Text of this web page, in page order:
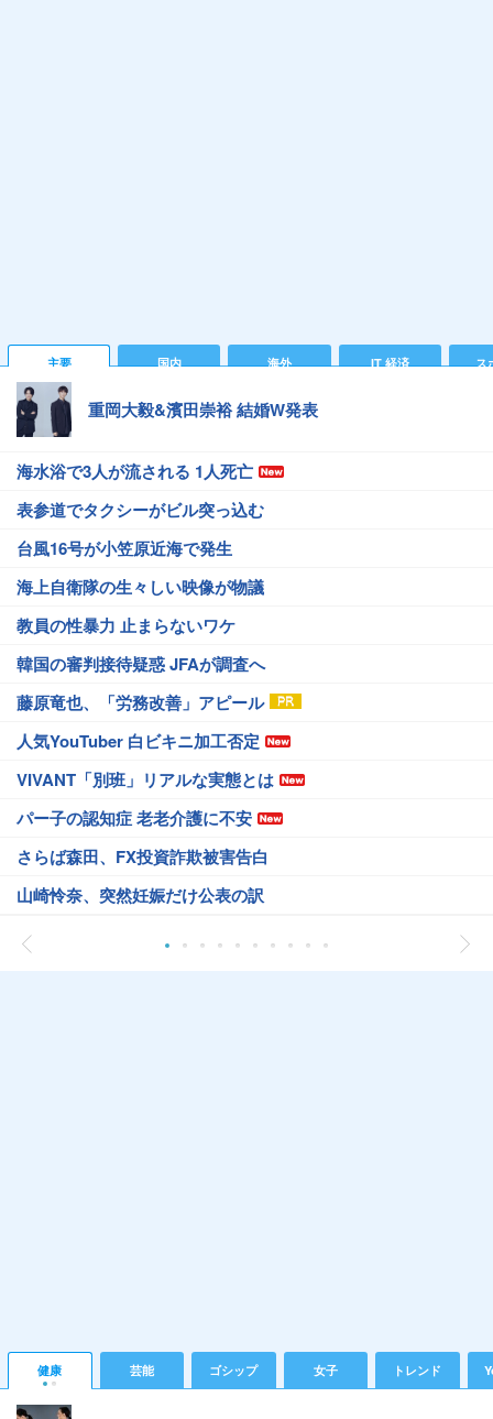
主要 国内 海外 IT 経済 ス
重岡大毅&濱田崇裕 結婚W発表
海水浴で3人が流される 1人死亡
表参道でタクシーがビル突っ込む
台風16号が小笠原近海で発生
海上自衛隊の生々しい映像が物議
教員の性暴力 止まらないワケ
韓国の審判接待疑惑 JFAが調査へ
藤原竜也、「労務改善」アピール
人気YouTuber 白ビキニ加工否定
VIVANT「別班」リアルな実態とは
パー子の認知症 老老介護に不安
さらば森田、FX投資詐欺被害告白
山崎怜奈、突然妊娠だけ公表の訳
健康 芸能 ゴシップ 女子 トレンド